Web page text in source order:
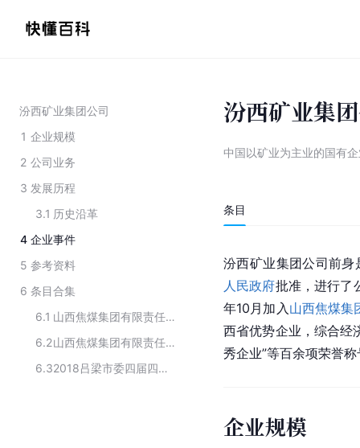
汾西矿业集团公司
1 企业规模
2 公司业务
3 发展历程
3.1 历史沿革
4 企业事件
5 参考资料
6 条目合集
6.1
山西焦煤集团有限责任公司2022 年度安全生产先进单位
6.2
山西焦煤集团有限责任公司2021年度安全生产模范单位
6.3
2018吕梁市委四届四次全会暨经济工作会议纳税贡献突出获奖企业名单
汾西矿业集
中国以矿业为主业的国有
条目
汾西矿业集团公司前身
人民政府批准，进行了
年10月加入 山西焦煤集
西省优势企业，综合经
秀企业”等百余项荣誉
企业规模